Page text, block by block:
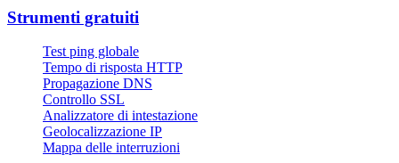
Strumenti gratuiti
Test ping globale
Tempo di risposta HTTP
Propagazione DNS
Controllo SSL
Analizzatore di intestazione
Geolocalizzazione IP
Mappa delle interruzioni